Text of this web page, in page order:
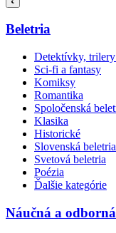
Beletria
Detektívky,
Sci-fi a fantasy
Komiksy
Romantika
Spoločenská
Klasika
Historické
Slovenská beletria
Svetová beletria
Poézia
Ďalšie kategórie
Náučná a odborná